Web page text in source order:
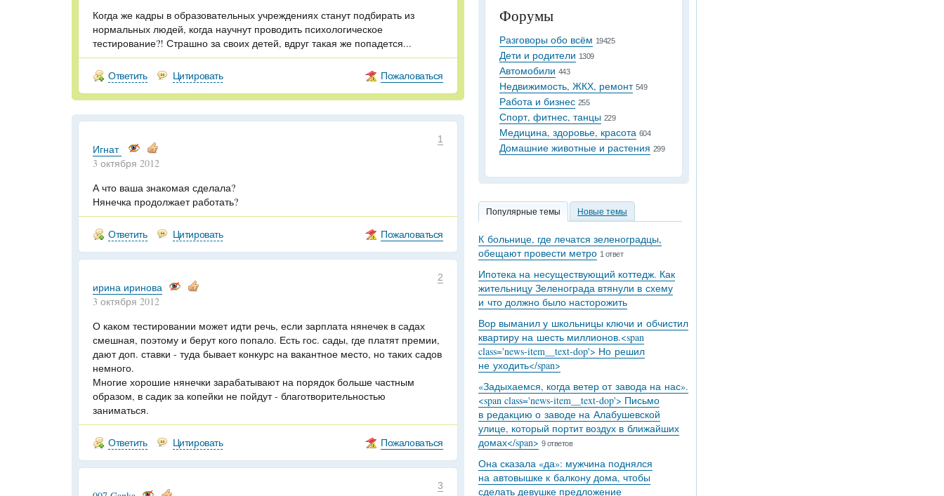
Когда же кадры в образовательных учреждениях станут подбирать из
нормальных людей, когда научнут проводить психологическое
тестирование?! Страшно за своих детей, вдруг такая же попадется...
Ответить Цитировать Пожаловаться
1
Игнат
3 октября 2012
А что ваша знакомая сделала?
Нянечка продолжает работать?
Ответить Цитировать Пожаловаться
2
ирина иринова
3 октября 2012
О каком тестировании может идти речь, если зарплата нянечек в садах
смешная, поэтому и берут кого попало. Есть гос. сады, где платят премии,
дают доп. ставки - туда бывает конкурс на вакантное место, но таких садов
немного.
Многие хорошие нянечки зарабатывают на порядок больше частным
образом, в садик за копейки не пойдут - благотворительностью
заниматься.
Ответить Цитировать Пожаловаться
3
Форумы
Разговоры обо всём 19425
Дети и родители 1309
Автомобили 443
Недвижимость, ЖКХ, ремонт 549
Работа и бизнес 255
Спорт, фитнес, танцы 229
Медицина, здоровье, красота 604
Домашние животные и растения 299
Популярные темы Новые темы
К больнице, где лечатся зеленоградцы,
обещают провести метро 1 ответ
Ипотека на несуществующий коттедж. Как
жительницу Зеленограда втянули в схему
и что должно было насторожить
Вор выманил у школьницы ключи и обчистил
квартиру на шесть миллионов.<span
class='news-item__text-dop'> Но решил
не уходить</span>
«Задыхаемся, когда ветер от завода на нас».
<span class='news-item__text-dop'> Письмо
в редакцию о заводе на Алабушевской
улице, который портит воздух в ближайших
домах</span> 9 ответов
Она сказала «да»: мужчина поднялся
на автовышке к балкону дома, чтобы
сделать девушке предложение